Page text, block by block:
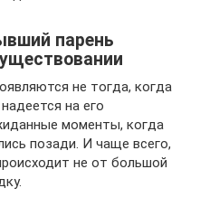
парень
не тогда, когда
на его
моменты, когда
позади. И чаще всего,
не от большой